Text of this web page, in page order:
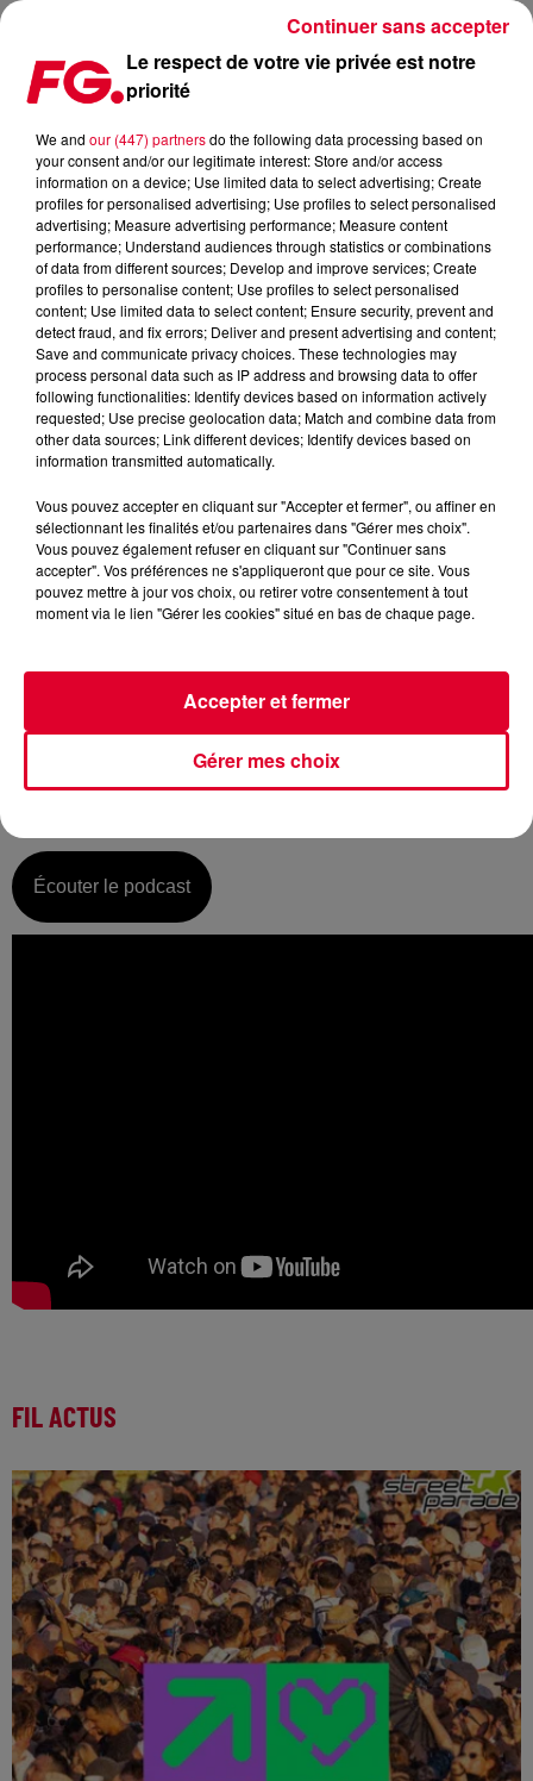
LA MUSIC STORY DE LA MATINALE FG : CRYDAMOURE
Publié : 24 juin 2019 à 9h08 par Christophe HUBERT
Lundi 24 juin :
La music story du jour c’est celle de Crydamoure…
Tout le monde connait aujourd’hui les Daft Punk – dans le
cas contraire merci de consulter un spécialiste ! Mais saviez-
vous qu’à leurs débuts, les deux français avaient chacun
leur label et leurs sons ? Exemple avec Crydamoure, créé
Écouter le podcast
FIL ACTUS
Le respect de votre vie privée est notre
priorité
We and our (447) partnersdo the following data processing based on
your consent and/or our legitimate interest: Store and/or access
information on a device; Use limited data to select advertising; Create
profiles for personalised advertising; Use profiles to select personalised
advertising; Measure advertising performance; Measure content
performance; Understand audiences through statistics or combinations
of data from different sources; Develop and improve services; Create
profiles to personalise content; Use profiles to select personalised
content; Use limited data to select content; Ensure security, prevent and
detect fraud, and fix errors; Deliver and present advertising and content;
Save and communicate privacy choices. These technologies may
process personal data such as IP address and browsing data to offer
following functionalities: Identify devices based on information actively
requested; Use precise geolocation data; Match and combine data from
other data sources; Link different devices; Identify devices based on
information transmitted automatically.
Vous pouvez accepter en cliquant sur "Accepter et fermer", ou affiner en
sélectionnant les finalités et/ou partenaires dans "Gérer mes choix".
Vous pouvez également refuser en cliquant sur "Continuer sans
accepter". Vos préférences ne s'appliqueront que pour ce site. Vous
pouvez mettre à jour vos choix, ou retirer votre consentement à tout
moment via le lien "Gérer les cookies" situé en bas de chaque page.
Gérer mes choix
Accepter et fermer
Continuer sans accepter